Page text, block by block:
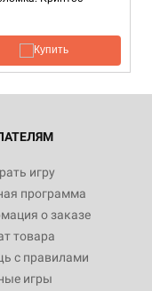
Купить
игру
программа
о заказе
товара
с правилами
игры